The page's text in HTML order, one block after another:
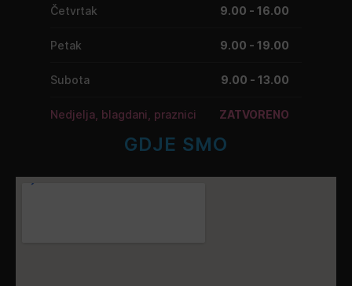
Četvrtak 9.00 - 16.00
Petak 9.00 - 19.00
Subota 9.00 - 13.00
Nedjelja, blagdani, praznici ZATVORENO
GDJE SMO